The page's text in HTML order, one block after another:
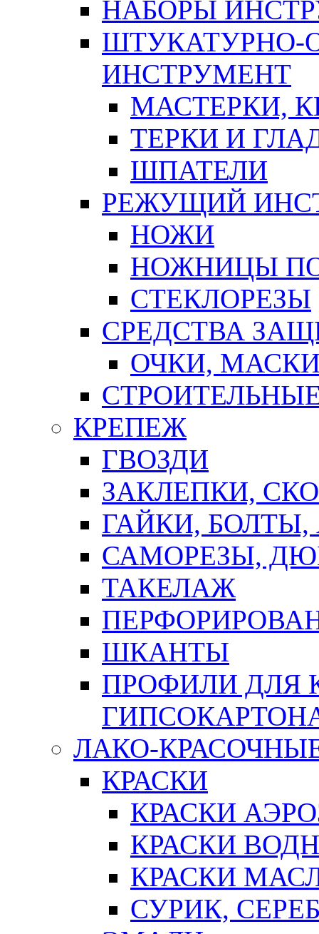
НАБОРЫ
ШТУКАТУРНО-
ИНСТРУМЕНТ
МАСТЕРКИ,
ТЕРКИ И
ШПАТЕЛИ
РЕЖУЩИЙ
НОЖИ
НОЖНИЦЫ
СТЕКЛОРЕЗЫ
СРЕДСТВА
ОЧКИ,
КРЕПЕЖ
ГВОЗДИ
ЗАКЛЕПКИ,
ГАЙКИ,
САМОРЕЗЫ,
ТАКЕЛАЖ
ШКАНТЫ
ПРОФИЛИ ДЛЯ
ЛАКО-
КРАСКИ
КРАСКИ
КРАСКИ
КРАСКИ
СУРИК,